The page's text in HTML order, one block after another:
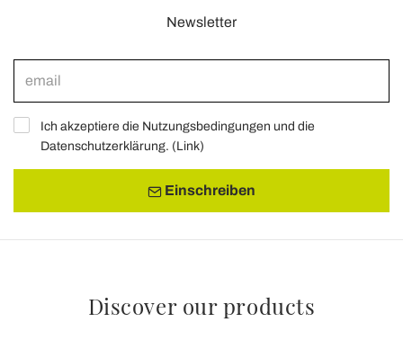
Newsletter
Ich akzeptiere die Nutzungsbedingungen und die
Datenschutzerklärung. (Link)
Einschreiben
Discover our products